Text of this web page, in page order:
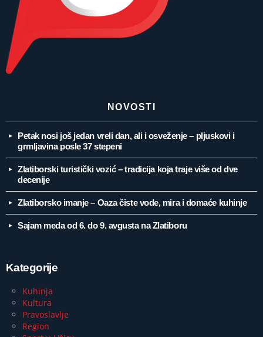
NOVOSTI
Petak nosi još jedan vreli dan, ali i osveženje – pljuskovi i
grmljavina posle 37 stepeni
Zlatiborski turistički vozić – tradicija koja traje više od dve
decenije
Zlatiborsko imanje – Oaza čiste vode, mira i domaće kuhinje
Sajam meda od 6. do 9. avgusta na Zlatiboru
Kategorije
Kuhinja
Kultura
Pravoslavlje
Region